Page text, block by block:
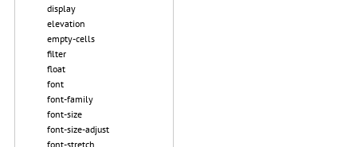
display
elevation
empty-cells
filter
float
font
font-family
font-size
font-size-adjust
font-stretch